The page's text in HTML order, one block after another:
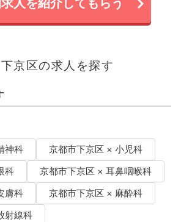
人を紹介してもらう
京区の求人を探す
神科
京都市下京区 × 小児科
科
京都市下京区 × 耳鼻咽喉科
膚科
京都市下京区 × 麻酔科
射線科